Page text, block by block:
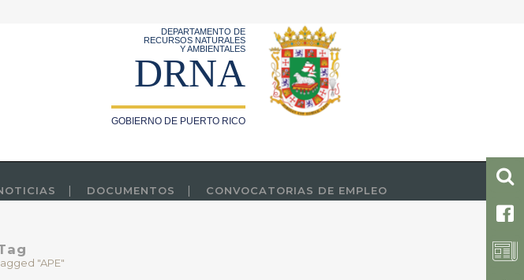
DEPARTAMENTO DE
RECURSOS NATURALES
Y AMBIENTALES
DRNA
GOBIERNO DE PUERTO RICO
DOCUMENTOS CONVOCATORIAS DE EMPLEO
"APE"